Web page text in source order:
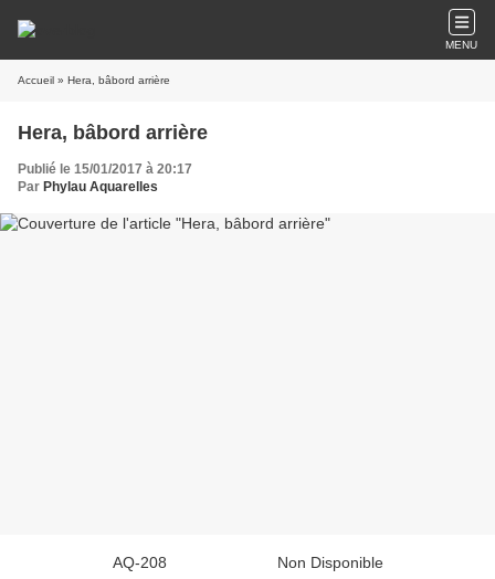
MENU
Accueil » Hera, bâbord arrière
Hera, bâbord arrière
Publié le 15/01/2017 à 20:17
Par Phylau Aquarelles
AQ-208 Non Disponible